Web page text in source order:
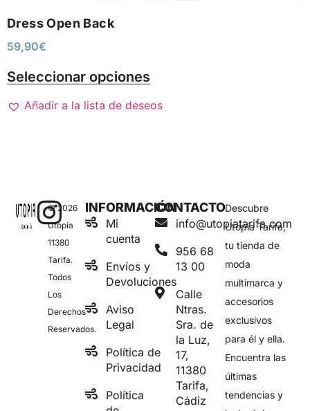
Dress Open Back
59,90€
Seleccionar opciones
Añadir a la lista de deseos
© 2026
Utopía
11380
Tarifa.
Todos
Los
Derechos
Reservados.
Descubre
Utopía Tarifa,
tu tienda de
moda
multimarca y
accesorios
exclusivos
para él y ella.
Encuentra las
últimas
tendencias y
CONTACTO
info@utopiatarifa.com
956 68
13 00
Calle
Ntras.
Sra. de
la Luz,
17,
11380
Tarifa,
Cádiz
INFORMACIÓN
Mi
cuenta
Envíos y
Devoluciones
Aviso
Legal
Política de
Privacidad
Política